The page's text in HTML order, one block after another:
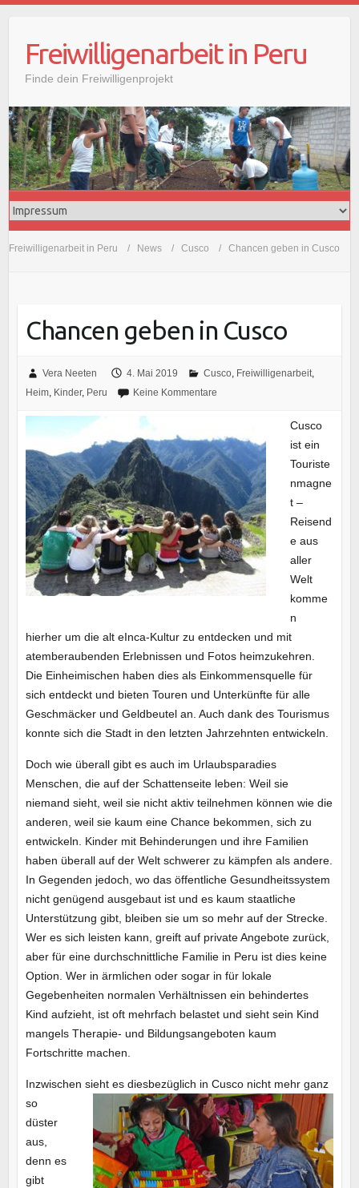
Freiwilligenarbeit in Peru
Finde dein Freiwilligenprojekt
Freiwilligenarbeit in Peru News Cusco Chancen geben in Cusco
Chancen geben in Cusco
Vera Neeten 4. Mai 2019 Cusco, Freiwilligenarbeit,
Heim, Kinder, Peru Keine Kommentare
Cusco
ist ein
Touriste
nmagne
t –
Reisend
e aus
aller
Welt
komme
n
hierher um die alt eInca-Kultur zu entdecken und mit
atemberaubenden Erlebnissen und Fotos heimzukehren.
Die Einheimischen haben dies als Einkommensquelle für
sich entdeckt und bieten Touren und Unterkünfte für alle
Geschmäcker und Geldbeutel an. Auch dank des Tourismus
konnte sich die Stadt in den letzten Jahrzehnten entwickeln.
Doch wie überall gibt es auch im Urlaubsparadies
Menschen, die auf der Schattenseite leben: Weil sie
niemand sieht, weil sie nicht aktiv teilnehmen können wie die
anderen, weil sie kaum eine Chance bekommen, sich zu
entwickeln. Kinder mit Behinderungen und ihre Familien
haben überall auf der Welt schwerer zu kämpfen als andere.
In Gegenden jedoch, wo das öffentliche Gesundheitssystem
nicht genügend ausgebaut ist und es kaum staatliche
Unterstützung gibt, bleiben sie um so mehr auf der Strecke.
Wer es sich leisten kann, greift auf private Angebote zurück,
aber für eine durchschnittliche Familie in Peru ist dies keine
Option. Wer in ärmlichen oder sogar in für lokale
Gegebenheiten normalen Verhältnissen ein behindertes
Kind aufzieht, ist oft mehrfach belastet und sieht sein Kind
mangels Therapie- und Bildungsangeboten kaum
Fortschritte machen.
Inzwischen sieht es diesbezüglich in Cusco nicht mehr ganz
so
düster
aus,
denn es
gibt